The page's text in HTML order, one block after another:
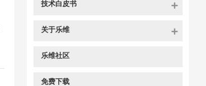
技术白皮书
关于乐维
乐维社区
免费下载